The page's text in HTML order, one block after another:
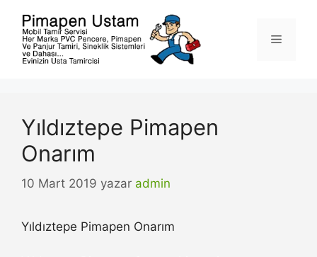
Menü
Yıldıztepe Pimapen
Onarım
10 Mart 2019 yazar admin
Yıldıztepe Pimapen Onarım